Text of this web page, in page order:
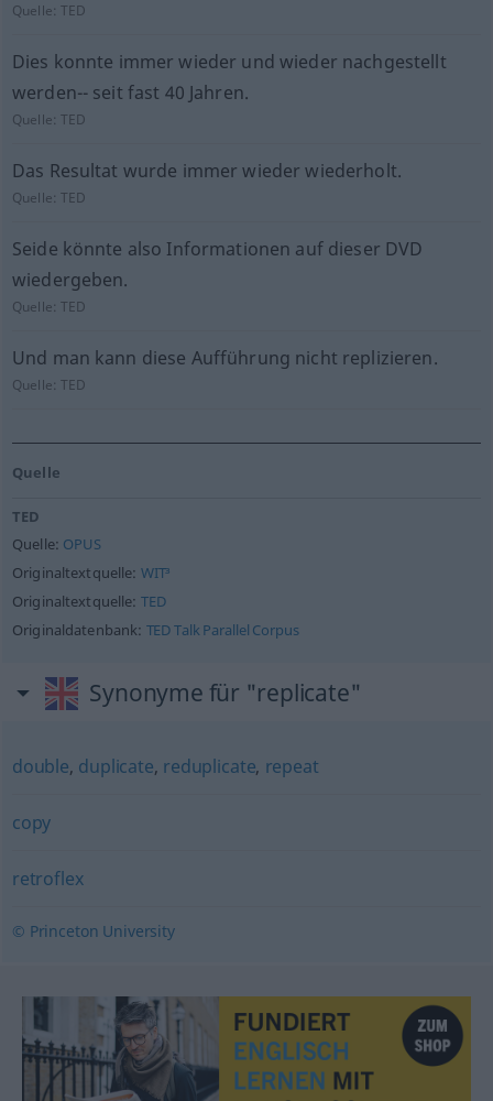
Quelle:TED
Dies konnte immer wieder und wieder nachgestellt
werden-- seit fast 40 Jahren.
Quelle:TED
Das Resultat wurde immer wieder wiederholt.
Quelle:TED
Seide könnte also Informationen auf dieser DVD
wiedergeben.
Quelle:TED
Und man kann diese Aufführung nicht replizieren.
Quelle:TED
Quelle
TED
Quelle: OPUS
Originaltextquelle: WIT³
Originaltextquelle: TED
Originaldatenbank: TED Talk Parallel Corpus
Synonyme für "replicate"
double, duplicate, reduplicate, repeat
copy
retroflex
© Princeton University